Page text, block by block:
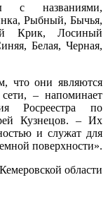
с названиями,
Рыбный, Бычья,
Крик, Лосиный
Белая, Черная,
что они являются
сети, – напоминает
Росреестра по
Кузнецов. – Их
и служат для
поверхности».
области